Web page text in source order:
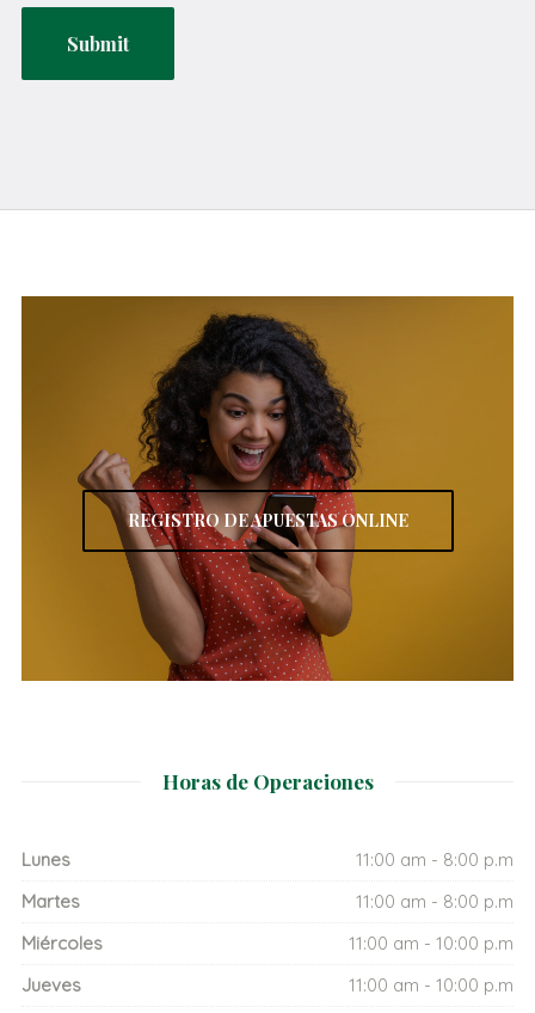
REGISTRO DE APUESTAS ONLINE
Horas de Operaciones
Lunes
11:00 am - 8:00 p.m
Martes
11:00 am - 8:00 p.m
Miércoles
11:00 am - 10:00 p.m
Jueves
11:00 am - 10:00 p.m